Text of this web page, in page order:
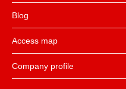
Blog
Access map
Company profile